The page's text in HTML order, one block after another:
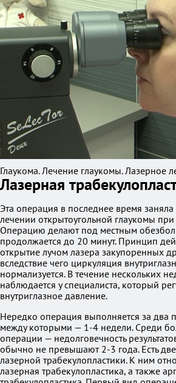
Глаукома. Лечение глаукомы. Лазерное
Лазерная
Эта операция в последнее время
лечении открытоугольной глаукомы
Операцию делают под местным
продолжается до 20 минут. Принцип
открытие лучом лазера закупоренных
вследствие чего циркуляция
нормализуется. В течение нескольких
наблюдается у специалиста, который
внутриглазное давление.
Нередко операция выполняется за два
между которыми — 1-4 недели. Среди
операции — недолговечность
обычно не превышают 2-3 года. Есть
лазерной трабекулопластики. К ним
лазерная трабекулопластика, а также